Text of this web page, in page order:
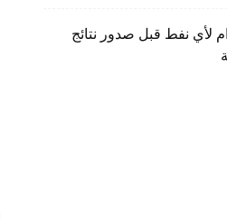
لأي نفط قبل صدور نتائج